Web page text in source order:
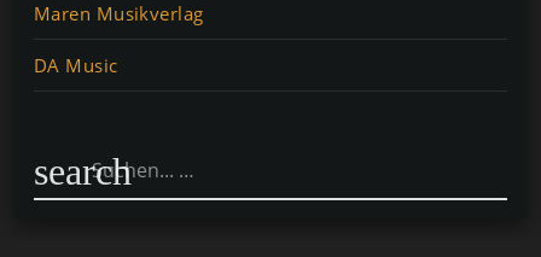
Maren Musikverlag
DA Music
search